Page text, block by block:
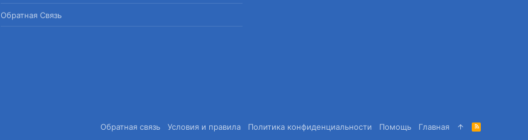
Обратная Связь
Обратная связь Условия и правила Политика конфиденциальности Помощь Главная
R